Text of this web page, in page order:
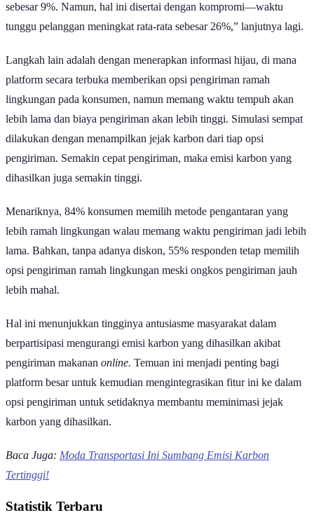
sebesar 9%. Namun, hal ini disertai dengan kompromi—waktu
tunggu pelanggan meningkat rata-rata sebesar 26%,” lanjutnya lagi.
Langkah lain adalah dengan menerapkan informasi hijau, di mana
platform secara terbuka memberikan opsi pengiriman ramah
lingkungan pada konsumen, namun memang waktu tempuh akan
lebih lama dan biaya pengiriman akan lebih tinggi. Simulasi sempat
dilakukan dengan menampilkan jejak karbon dari tiap opsi
pengiriman. Semakin cepat pengiriman, maka emisi karbon yang
dihasilkan juga semakin tinggi.
Menariknya, 84% konsumen memilih metode pengantaran yang
lebih ramah lingkungan walau memang waktu pengiriman jadi lebih
lama. Bahkan, tanpa adanya diskon, 55% responden tetap memilih
opsi pengiriman ramah lingkungan meski ongkos pengiriman jauh
lebih mahal.
Hal ini menunjukkan tingginya antusiasme masyarakat dalam
berpartisipasi mengurangi emisi karbon yang dihasilkan akibat
pengiriman makanan online. Temuan ini menjadi penting bagi
platform besar untuk kemudian mengintegrasikan fitur ini ke dalam
opsi pengiriman untuk setidaknya membantu meminimasi jejak
karbon yang dihasilkan.
Baca Juga: Moda Transportasi Ini Sumbang Emisi Karbon
Tertinggi!
Statistik Terbaru